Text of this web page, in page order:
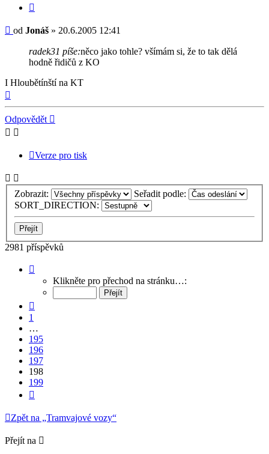
Příspěvek
od Jonáš » 20.6.2005 12:41
radek31 píše:něco jako tohle? všímám si, že to tak dělá
hodně řidičů z KO
I Hloubětínští na KT
Odpovědět
Verze pro tisk
Zobrazit:
Seřadit podle:
SORT_DIRECTION:
2981 příspěvků
198 Klikněte pro přechod na stránku…:
1
…
195
196
197
198
199
Zpět na „Tramvajové vozy“
Přejít na